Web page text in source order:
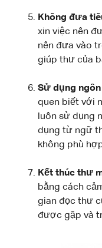
Không đưa
xin việc nên
nên đưa vào
giúp thư của
Sử dụng
quen biết với
luôn sử dụng
dụng từ ngữ
không phù
Kết thúc thư
bằng cách
gian đọc thư
được gặp và